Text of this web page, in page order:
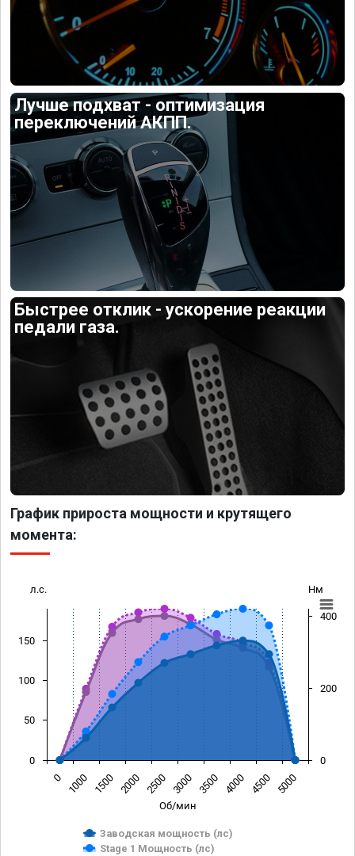
Лучше подхват - оптимизация
переключений АКПП.
Быстрее отклик - ускорение реакции
педали газа.
График прироста мощности и крутящего
момента:
Об/мин
л.с. Нм
Заводская мощность (лс)
Stage 1 Мощность (лс)
0 1000 1500 2000 2500 3000 3500 4000 4500 5000
0
50
100
150
0
200
400